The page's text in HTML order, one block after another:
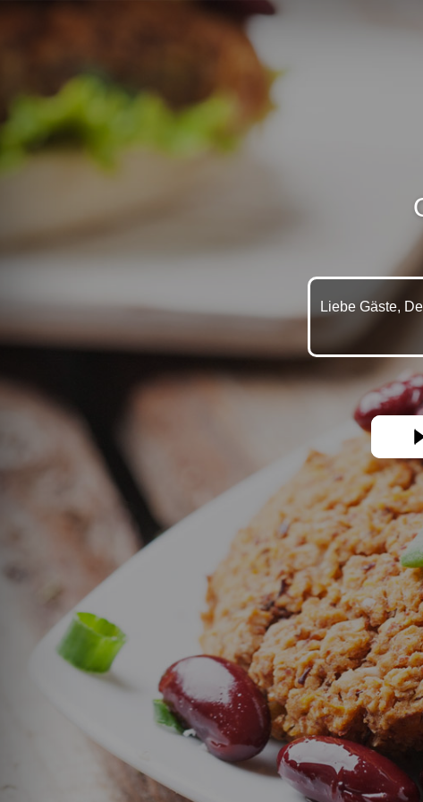
Liebe Gäste,